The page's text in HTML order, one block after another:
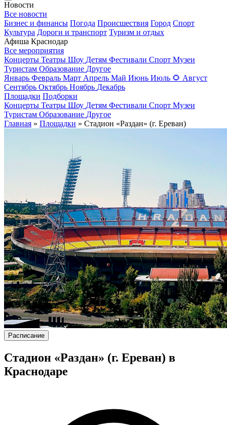
Новости
Все новости
Бизнес и финансы Погода Происшествия Город Спорт
Культура Дороги и транспорт Туризм и отдых
Афиша Краснодар
Все мероприятия
Концерты Театры Шоу Детям Фестивали Спорт Музеи
Туристам Образование Другое
Январь Февраль Март Апрель Май Июнь Июль 🌻 Август
Сентябрь Октябрь Ноябрь Декабрь
Площадки Подборки
Концерты Театры Шоу Детям Фестивали Спорт Музеи
Туристам Образование Другое
Главная » Площадки » Стадион «Раздан» (г. Ереван)
Расписание
Стадион «Раздан» (г. Ереван) в
Краснодаре